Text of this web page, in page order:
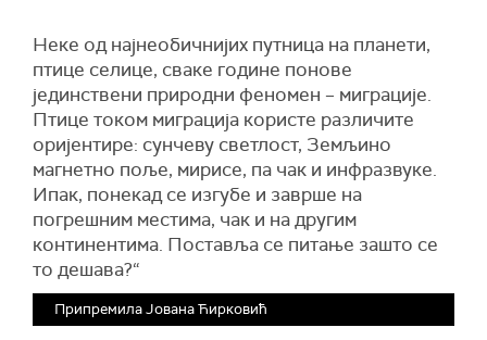
Неке од најнеобичнијих путница на планети,
птице селице, сваке године понове
јединствени природни феномен – миграције.
Птице током миграција користе различите
оријентире: сунчеву светлост, Земљино
магнетно поље, мирисе, па чак и инфразвуке.
Ипак, понекад се изгубе и заврше на
погрешним местима, чак и на другим
континентима. Поставља се питање зашто се
то дешава?“
Припремила Јована Ћирковић